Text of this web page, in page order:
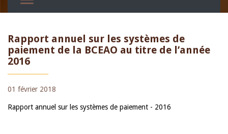
Rapport annuel sur les systèmes de
paiement de la BCEAO au titre de l’année
2016
01 février 2018
Rapport annuel sur les systèmes de paiement - 2016